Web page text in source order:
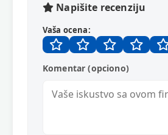
Napišite recenziju
Vaša ocena:
Komentar (opciono)